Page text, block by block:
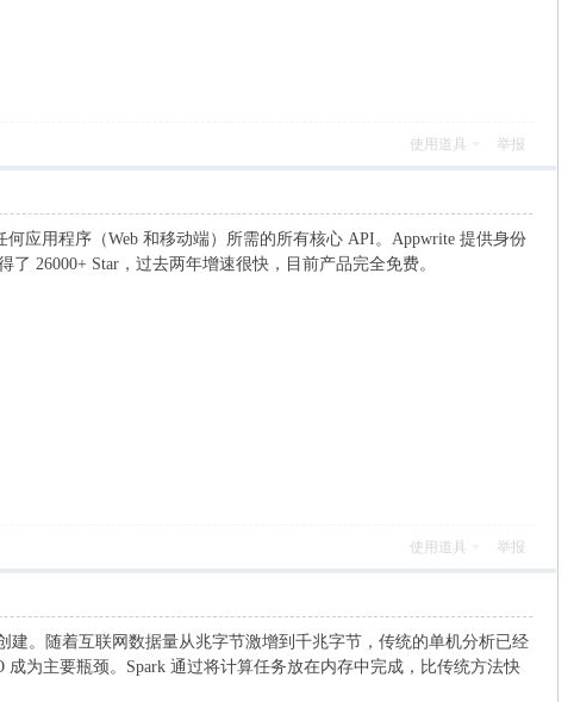
使用道具 举报
应用程序（Web 和移动端）所需的所有核心 API。Appwrite 提供身份
26000+ Star，过去两年增速很快，目前产品完全免费。
使用道具 举报
建。随着互联网数据量从兆字节激增到千兆字节，传统的单机分析已经
为主要瓶颈。Spark 通过将计算任务放在内存中完成，比传统方法快